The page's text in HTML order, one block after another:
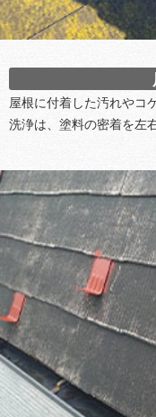
屋根に付着した汚れやコ
洗浄は、塗料の密着を左